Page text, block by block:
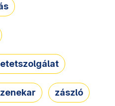
zászló